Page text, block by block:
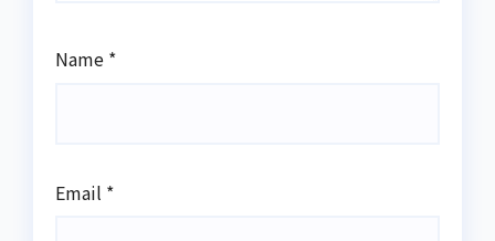
Name *
Email *